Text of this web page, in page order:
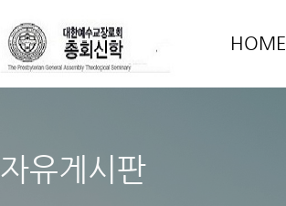
HOME
자유게시판